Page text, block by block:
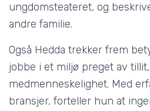
ungdomsteateret, og
andre familie.
Også Hedda trekker frem
jobbe i et miljø preget av
medmenneskelighet. Med
bransjer, forteller hun at